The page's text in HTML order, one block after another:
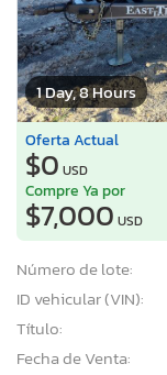
1 Day, 8 Hours
Oferta Actual
$0 USD
Compre Ya por
$7,000 USD
Número de lote:
ID vehicular (VIN):
Título:
Fecha de Venta: